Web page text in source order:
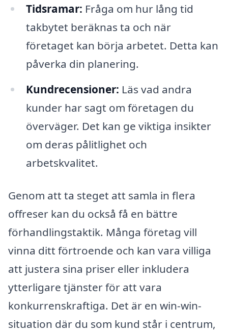
Tidsramar: Fråga om hur lång tid
takbytet beräknas ta och när
företaget kan börja arbetet. Detta kan
påverka din planering.
Kundrecensioner: Läs vad andra
kunder har sagt om företagen du
överväger. Det kan ge viktiga insikter
om deras pålitlighet och
arbetskvalitet.
Genom att ta steget att samla in flera
offreser kan du också få en bättre
förhandlingstaktik. Många företag vill
vinna ditt förtroende och kan vara villiga
att justera sina priser eller inkludera
ytterligare tjänster för att vara
konkurrenskraftiga. Det är en win-win-
situation där du som kund står i centrum,